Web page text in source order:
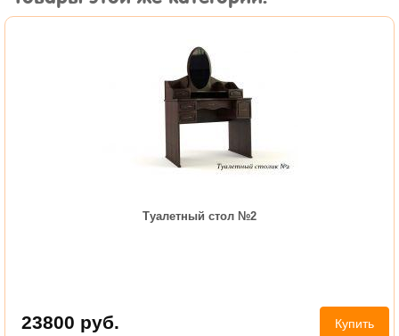
Туалетный стол №2
23800 руб. Купить